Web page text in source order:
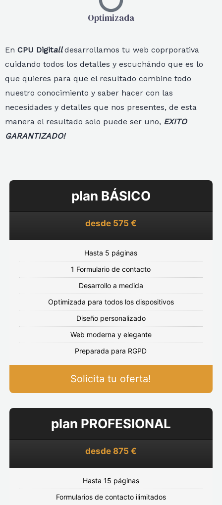
Optimizada
En CPU Digitalldesarrollamos tu web coprporativa
cuidando todos los detalles y escuchándo que es lo
que quieres para que el resultado combine todo
nuestro conocimiento y saber hacer con las
necesidades y detalles que nos presentes, de esta
manera el resultado solo puede ser uno, EXITO
GARANTIZADO!
plan BÁSICO
desde 575 €
Hasta 5 páginas
1 Formulario de contacto
Desarrollo a medida
Optimizada para todos los dispositivos
Diseño personalizado
Web moderna y elegante
Preparada para RGPD
Solicita tu oferta!
plan PROFESIONAL
desde 875 €
Hasta 15 páginas
Formularios de contacto ilimitados